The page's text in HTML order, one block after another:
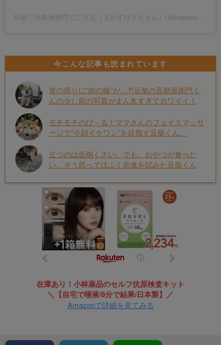
豆柴♡豆助座衛門でござる（まめすけざえもん）(@mamesukezaemon)がシェアした投稿
今こんな記事も読まれています
首の周りに“肉の輪”が…?!豆柴の豆助座衛門く
んの少し前の写真がまん丸すぎてカワイイ！
モチモチのび～る！ママさんのフェイスマッサ
ージで“小顔イケワン”を目指す豆柴くん。
立つのは面倒くさい。でも、おやつが食べた
い。そう思ってほふく前進を試みた豆柴くん
在庫あり！小林薬品のセルフ抗原検査キット
＼【自宅で唾液/8分で結果/日本製】／
Amazonで詳細を見てみる